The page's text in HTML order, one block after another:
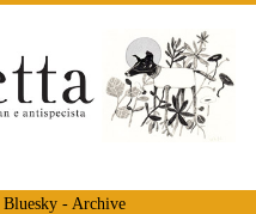
Bluesky- Archive